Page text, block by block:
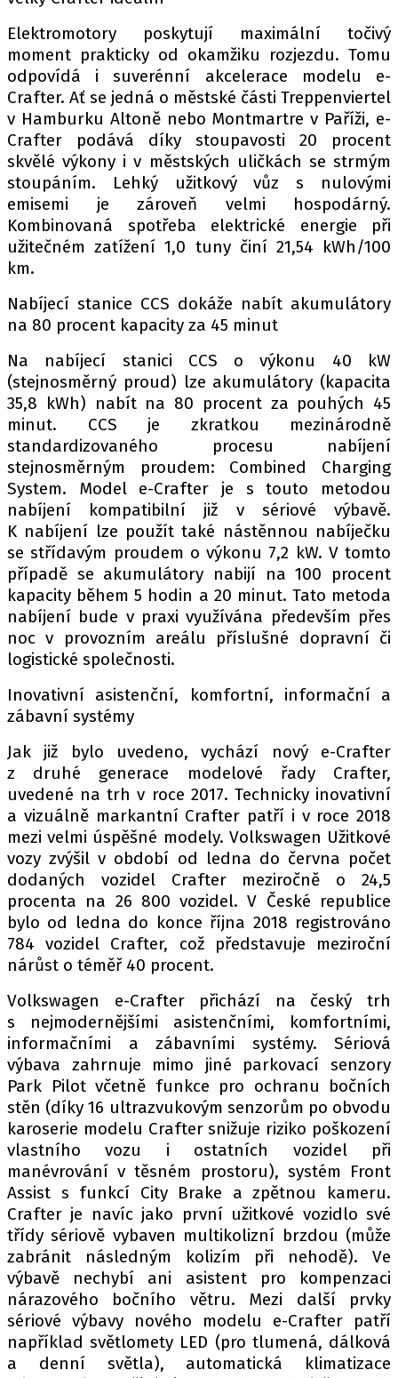
Elektromotory poskytují maximální točivý
moment prakticky od okamžiku rozjezdu. Tomu
odpovídá i suverénní akcelerace modelu e-
Crafter. Ať se jedná o městské části Treppenviertel
v Hamburku Altoně nebo Montmartre v Paříži, e-
Crafter podává díky stoupavosti 20 procent
skvělé výkony i v městských uličkách se strmým
stoupáním. Lehký užitkový vůz s nulovými
emisemi je zároveň velmi hospodárný.
Kombinovaná spotřeba elektrické energie při
užitečném zatížení 1,0 tuny činí 21,54 kWh/100
km.
Nabíjecí stanice CCS dokáže nabít akumulátory
na 80 procent kapacity za 45 minut
Na nabíjecí stanici CCS o výkonu 40 kW
(stejnosměrný proud) lze akumulátory (kapacita
35,8 kWh) nabít na 80 procent za pouhých 45
minut. CCS je zkratkou mezinárodně
standardizovaného procesu nabíjení
stejnosměrným proudem: Combined Charging
System. Model e-Crafter je s touto metodou
nabíjení kompatibilní již v sériové výbavě.
K nabíjení lze použít také nástěnnou nabíječku
se střídavým proudem o výkonu 7,2 kW. V tomto
případě se akumulátory nabijí na 100 procent
kapacity během 5 hodin a 20 minut. Tato metoda
nabíjení bude v praxi využívána především přes
noc v provozním areálu příslušné dopravní či
logistické společnosti.
Inovativní asistenční, komfortní, informační a
zábavní systémy
Jak již bylo uvedeno, vychází nový e-Crafter
z druhé generace modelové řady Crafter,
uvedené na trh v roce 2017. Technicky inovativní
a vizuálně markantní Crafter patří i v roce 2018
mezi velmi úspěšné modely. Volkswagen Užitkové
vozy zvýšil v období od ledna do června počet
dodaných vozidel Crafter meziročně o 24,5
procenta na 26 800 vozidel. V České republice
bylo od ledna do konce října 2018 registrováno
784 vozidel Crafter, což představuje meziroční
nárůst o téměř 40 procent.
Volkswagen e-Crafter přichází na český trh
s nejmodernějšími asistenčními, komfortními,
informačními a zábavními systémy. Sériová
výbava zahrnuje mimo jiné parkovací senzory
Park Pilot včetně funkce pro ochranu bočních
stěn (díky 16 ultrazvukovým senzorům po obvodu
karoserie modelu Crafter snižuje riziko poškození
vlastního vozu i ostatních vozidel při
manévrování v těsném prostoru), systém Front
Assist s funkcí City Brake a zpětnou kameru.
Crafter je navíc jako první užitkové vozidlo své
třídy sériově vybaven multikolizní brzdou (může
zabránit následným kolizím při nehodě). Ve
výbavě nechybí ani asistent pro kompenzaci
nárazového bočního větru. Mezi další prvky
sériové výbavy nového modelu e-Crafter patří
například světlomety LED (pro tlumená, dálková
a denní světla), automatická klimatizace